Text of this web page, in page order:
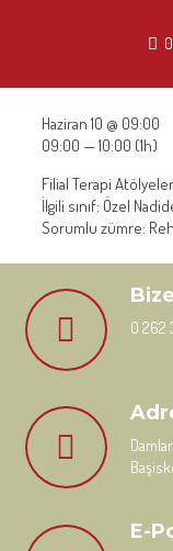
Filial Terapi
İlgili sınıf: Özel
Sorumlu zümre:
Haziran 10 @ 09:00
09:00 — 10:00 (1h)
0 262
E-